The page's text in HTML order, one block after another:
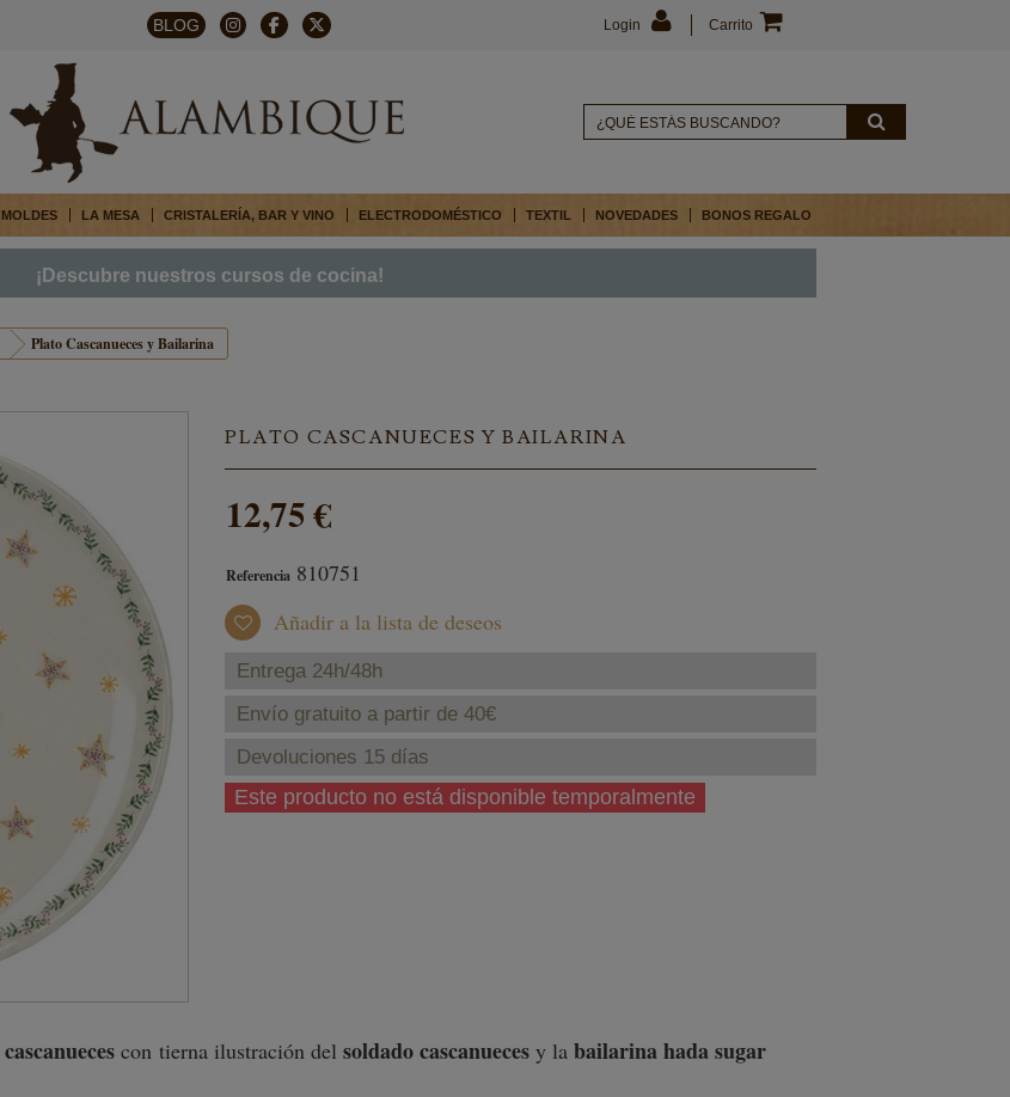
BLOG Carrito
Login
MOLDES LA MESA CRISTALERÍA, BAR Y VINO ELECTRODOMÉSTICO TEXTIL NOVEDADES BONOS REGALO
¡Descubre nuestros cursos de cocina!
Plato Cascanueces y Bailarina
PLATO CASCANUECES Y BAILARINA
12,75 €
Referencia 810751
Añadir a la lista de deseos
Entrega 24h/48h
Envío gratuito a partir de 40€
Devoluciones 15 días
Este producto no está disponible temporalmente
cascanueces con tierna ilustración del soldado cascanueces y la bailarinahada sugar